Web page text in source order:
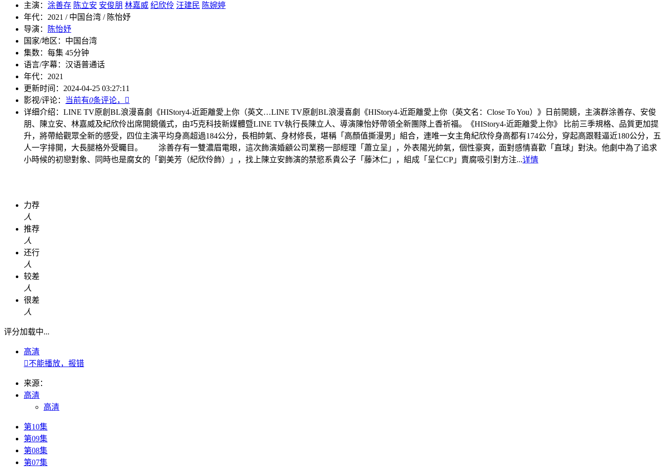
主演： 涂善存 陈立安 安俊朋 林嘉威 纪欣伶 汪建民 陈婉婷
年代： 2021 / 中国台湾 / 陈怡妤
导演：
陈怡妤
国家/地区： 中国台湾
集数： 每集 45分钟
语言/字幕： 汉语普通话
年代： 2021
更新时间： 2024-04-25 03:27:11
影视/评论：
当前有0条评论，

详细介绍： LINE TV原創BL浪漫喜劇《HIStory4-近距離愛上你（英文…LINE TV原創BL浪漫喜劇《HIStory4-近距離愛上你（英文名：Close To You）》日前開鏡，主演群涂善存、安俊
朋、陳立安、林嘉威及紀欣伶出席開鏡儀式，由巧克科技新媒體暨LINE TV執行長陳立人、導演陳怡妤帶領全新團隊上香祈福。《HIStory4-近距離愛上你》 比前三季規格、品質更加提
升，將帶給觀眾全新的感受，四位主演平均身高超過184公分，長相帥氣、身材修長，堪稱「高顏值撕漫男」組合，連唯一女主角紀欣伶身高都有174公分，穿起高跟鞋逼近180公分，五
人一字排開，大長腿格外受矚目。 涂善存有一雙濃眉電眼，這次飾演婚顧公司業務一部經理「蕭立呈」，外表陽光帥氣，個性豪爽，面對感情喜歡「直球」對決。他劇中為了追求
小時候的初戀對象、同時也是腐女的「劉美芳（紀欣伶飾）」，找上陳立安飾演的禁慾系貴公子「藤沐仁」，組成「呈仁CP」賣腐吸引對方注...详情
力荐
人
推荐
人
还行
人
较差
人
很差
人
评分加载中...
高清
不能播放，报错
来源：
高清
高清
第10集
第09集
第08集
第07集